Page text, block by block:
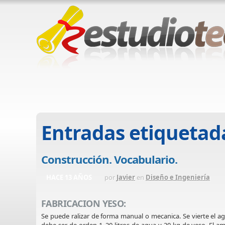
Entradas
Construcción. Vocabulario.
por Javier en Diseño e Ingeniería
FABRICACION YESO:
Se puede ralizar de forma manual o mecanica. Se vierte el